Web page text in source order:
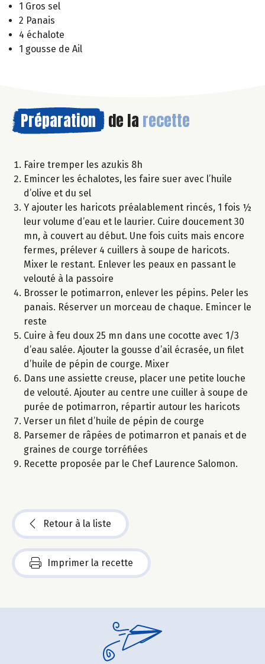
1 Gros sel
2 Panais
4 échalote
1 gousse de Ail
Préparation de la recette
Faire tremper les azukis 8h
Emincer les échalotes, les faire suer avec l’huile
d’olive et du sel
Y ajouter les haricots préalablement rincés, 1 fois ½
leur volume d’eau et le laurier. Cuire doucement 30
mn, à couvert au début. Une fois cuits mais encore
fermes, prélever 4 cuillers à soupe de haricots.
Mixer le restant. Enlever les peaux en passant le
velouté à la passoire
Brosser le potimarron, enlever les pépins. Peler les
panais. Réserver un morceau de chaque. Emincer le
reste
Cuire à feu doux 25 mn dans une cocotte avec 1/3
d’eau salée. Ajouter la gousse d’ail écrasée, un filet
d’huile de pépin de courge. Mixer
Dans une assiette creuse, placer une petite louche
de velouté. Ajouter au centre une cuiller à soupe de
purée de potimarron, répartir autour les haricots
Verser un filet d’huile de pépin de courge
Parsemer de râpées de potimarron et panais et de
graines de courge torréfiées
Recette proposée par le Chef Laurence Salomon.
Retour à la liste
Imprimer la recette